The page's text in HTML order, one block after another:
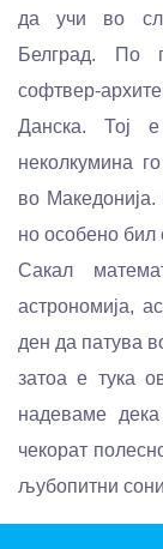
да учи во
Белград. По
софтвер-
Данска. Тој
неколкумина
во
но особено бил
Сакал
астрономија,
ден да патува
затоа е тука
надеваме
чекорат
љубопитни